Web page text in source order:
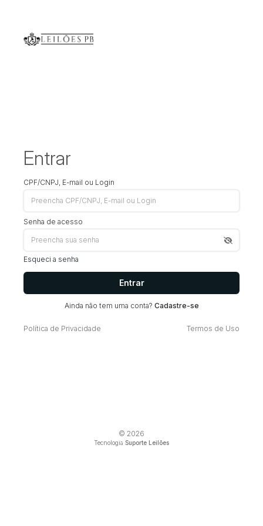
Entrar
CPF/CNPJ, E-mail ou Login
Senha de acesso
Esqueci a senha
Entrar
Ainda não tem uma conta? Cadastre-se
Política de Privacidade Termos de Uso
© 2026
Tecnologia Suporte Leilões